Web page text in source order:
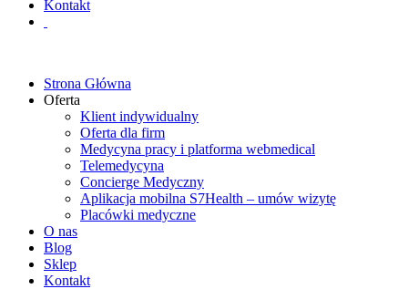
Kontakt
Strona Główna
Oferta
Klient indywidualny
Oferta dla firm
Medycyna pracy i platforma webmedical
Telemedycyna
Concierge Medyczny
Aplikacja mobilna S7Health – umów wizytę
Placówki medyczne
O nas
Blog
Sklep
Kontakt